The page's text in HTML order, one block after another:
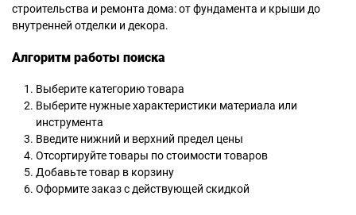
строительства и ремонта дома: от фундамента и крыши до
внутренней отделки и декора.
Алгоритм работы поиска
Выберите категорию товара
Выберите нужные характеристики материала или
инструмента
Введите нижний и верхний предел цены
Отсортируйте товары по стоимости товаров
Добавьте товар в корзину
Оформите заказ с действующей скидкой